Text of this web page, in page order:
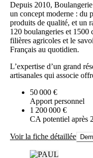
Depuis 2010,
un concept moderne : du
produits de qualité, et un
120 boulangeries et 1500
filières agricoles et le
Français au quotidien.
L’expertise d’un grand
artisanales qui associe
50 000 €
Apport personnel
1 200 000 €
CA potentiel après
Voir la fiche détaillée